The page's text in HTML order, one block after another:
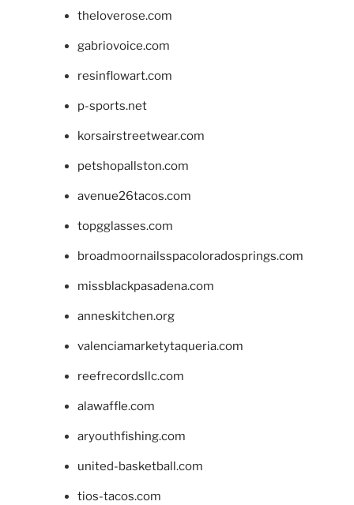
theloverose.com
gabriovoice.com
resinflowart.com
p-sports.net
korsairstreetwear.com
petshopallston.com
avenue26tacos.com
topgglasses.com
broadmoornailsspacoloradosprings.com
missblackpasadena.com
anneskitchen.org
valenciamarketytaqueria.com
reefrecordsllc.com
alawaffle.com
aryouthfishing.com
united-basketball.com
tios-tacos.com